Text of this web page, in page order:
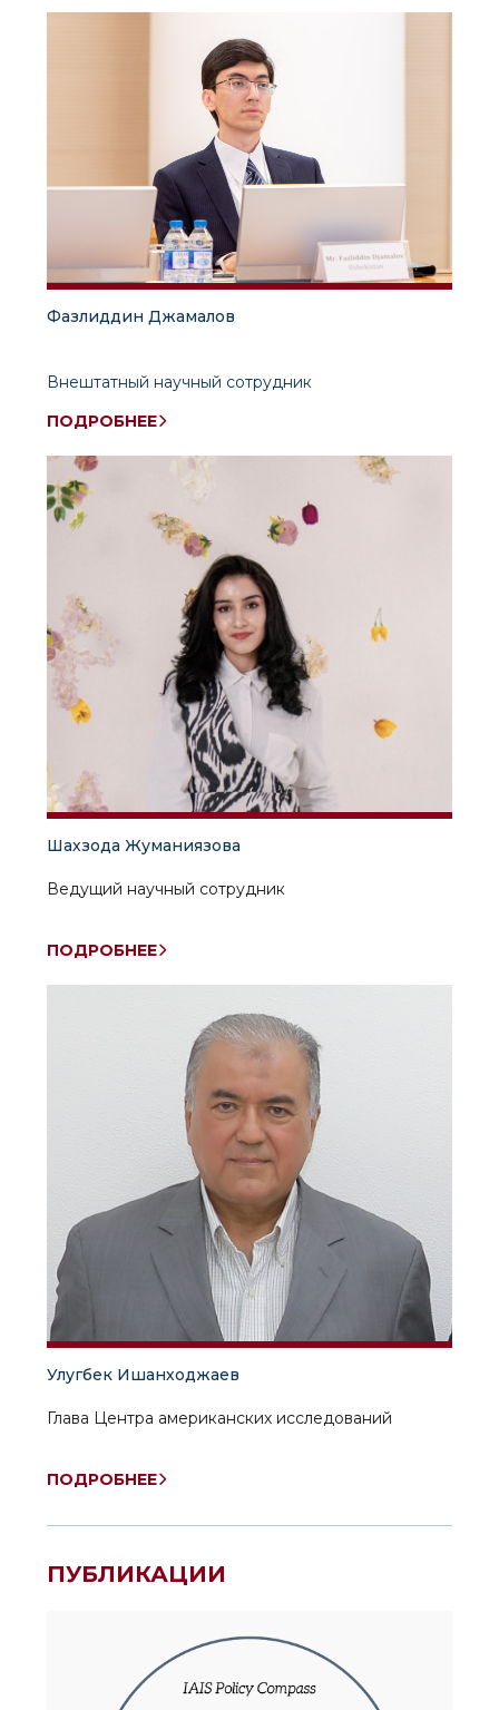
Фазлиддин Джамалов
Внештатный научный сотрудник
ПОДРОБНЕЕ
Шахзода Жуманиязова
Ведущий научный сотрудник
ПОДРОБНЕЕ
Улугбек Ишанходжаев
Глава Центра американских исследований
ПОДРОБНЕЕ
ПУБЛИКАЦИИ